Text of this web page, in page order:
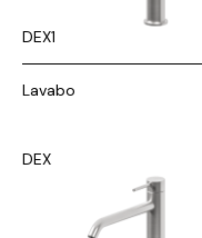
DEX1
Lavabo
DEX